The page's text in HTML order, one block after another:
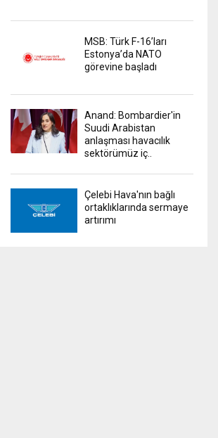
MSB: Türk F-16’ları
Estonya’da NATO
görevine başladı
Anand: Bombardier'in
Suudi Arabistan
anlaşması havacılık
sektörümüz iç..
Çelebi Hava'nın bağlı
ortaklıklarında sermaye
artırımı